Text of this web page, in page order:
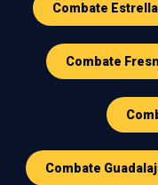
Combate
Combate
Combate